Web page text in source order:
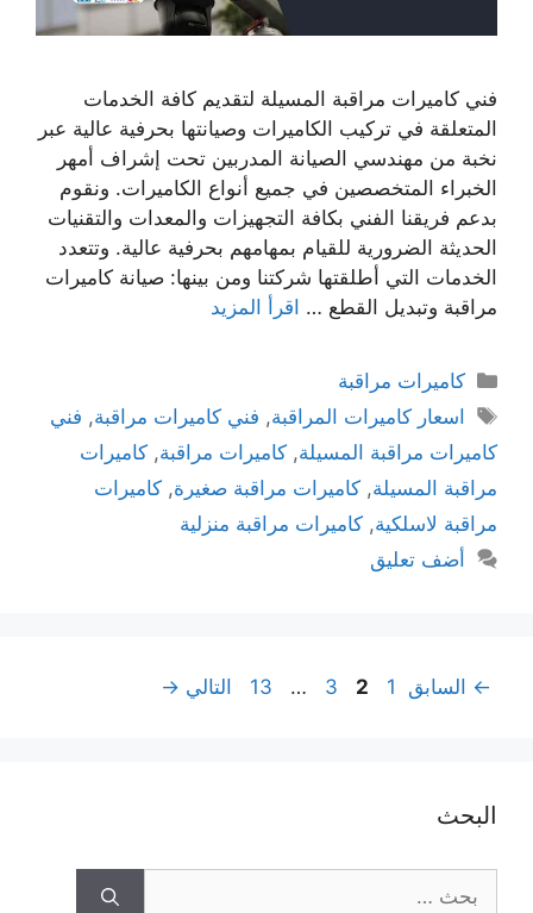
فني كاميرات مراقبة المسيلة لتقديم كافة الخدمات
المتعلقة في تركيب الكاميرات وصيانتها بحرفية عالية عبر
نخبة من مهندسي الصيانة المدربين تحت إشراف أمهر
الخبراء المتخصصين في جميع أنواع الكاميرات. ونقوم
بدعم فريقنا الفني بكافة التجهيزات والمعدات والتقنيات
الحديثة الضرورية للقيام بمهامهم بحرفية عالية. وتتعدد
الخدمات التي أطلقتها شركتنا ومن بينها: صيانة كاميرات
مراقبة وتبديل القطع … اقرأ المزيد
كاميرات مراقبة
اسعار كاميرات المراقبة, فني كاميرات مراقبة, فني
كاميرات مراقبة المسيلة, كاميرات مراقبة, كاميرات
مراقبة المسيلة, كاميرات مراقبة صغيرة, كاميرات
مراقبة لاسلكية, كاميرات مراقبة منزلية
أضف تعليق
← السابق 1
2
3
…
13 التالي →
البحث